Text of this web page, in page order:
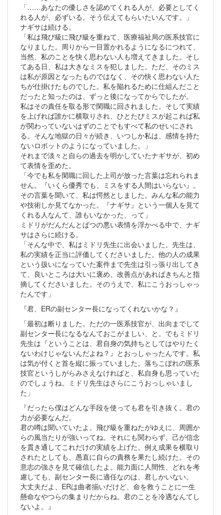
「……あなたの優しさを認めてくれる人が、必要としてく
れる人が、必ずいる。そう伝えてもらいたいんです。」
ナギサは続ける。
「私は飛び級に飛び級を重ねて、医療福祉局の医系技官に
なりました。周りから一目置かれるようになるにつれて、
当然、私のことを快く思わない人も増えてきました。そし
てある日、私は大きなミスを犯しました。ただ、そのミス
は私が原因となったものではなく、その快く思わない人た
ちが仕掛けたものでした。私を陥れるために仕組んだこと
だったと知ったのは、ずっと後になってからでしたが。
私はその責任を取る形で閑職に回されました。そして実績
を上げれば誰かに横取りされ、ひとたびミスが起これば私
が関わっていないはずのことでもすべて私のせいにされ
る。そんな地獄の日々が続き、いつしか私は、感情を持た
ないロボットのようになっていました。」
それまで淡々と自らの過去を明かしていたナギサが、初め
て表情を歪めた。
「今でも私を閑職に回した上司が放った言葉は忘れられま
せん。『いくら優秀でも、ミスをする人間はいらない』。
その言葉を聞いて、私は愕然としました。みんな私の能力
や技術しか見てなかった。『ナギサ』という一個人を見て
くれる人なんて、誰もいなかった、って」
ミドリがだんだんとばつの悪い表情を浮かべる中で、ナギ
サはさらに続ける。
「そんな中で、私はミドリ先生に出会いました。先生は、
私の実績を正当に評価してくださいました。他の人の成果
という扱いになっていた案件まで先生は引っ張り出してき
て、良いところは大いに褒め、改善点があればきちんと指
摘してくださいました。そのうえで、私にこうおっしゃっ
たんです」
『君、ERの副センター長になってくれないかな？』
「最初は断りました。ただの一医系技官が、出向までして
副センター長になるなんておこがましい、と。でもミドリ
先生は『ということは、君自身の気持ちとしてはやりたく
ないわけじゃないんだよね？』とおっしゃったんです。私
は気が付くと首を縦に振っていました。落ちこぼれの医系
技官というしがらみさえなければと、私自身も思っていた
のでしょうね。ミドリ先生はさらにこうおっしゃいまし
た」
『だったら僕はどんな手段を使っても君を引き抜く。君の
力が必要なんだ。
君の噂は聞いていたよ。飛び級を重ねたがゆえに、周囲か
らの風当たりが強いってね。それにも関わらず、己が信念
を貫き通してこれだけの実績を上げた。例え成果を横取り
されたとしても、愚直に自らの責務を果たし続けた。その
意志の強さを見て確信したよ。能力面に人間性、どれを考
慮しても、副センター長に適任なのは、君しかいない。
大丈夫だよ、ERは曲者揃いだけど、命を救うことに一生
懸命なやつらの集まりだからね。君のことを冷遇なんてし
ないよ。』